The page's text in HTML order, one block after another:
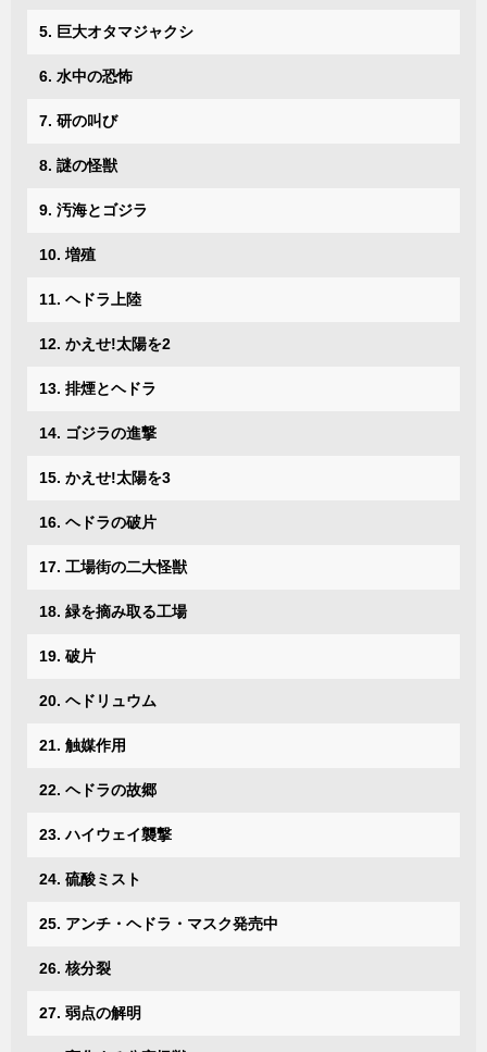
5. 巨大オタマジャクシ
6. 水中の恐怖
7. 研の叫び
8. 謎の怪獣
9. 汚海とゴジラ
10. 増殖
11. ヘドラ上陸
12. かえせ!太陽を2
13. 排煙とヘドラ
14. ゴジラの進撃
15. かえせ!太陽を3
16. ヘドラの破片
17. 工場街の二大怪獣
18. 緑を摘み取る工場
19. 破片
20. ヘドリュウム
21. 触媒作用
22. ヘドラの故郷
23. ハイウェイ襲撃
24. 硫酸ミスト
25. アンチ・ヘドラ・マスク発売中
26. 核分裂
27. 弱点の解明